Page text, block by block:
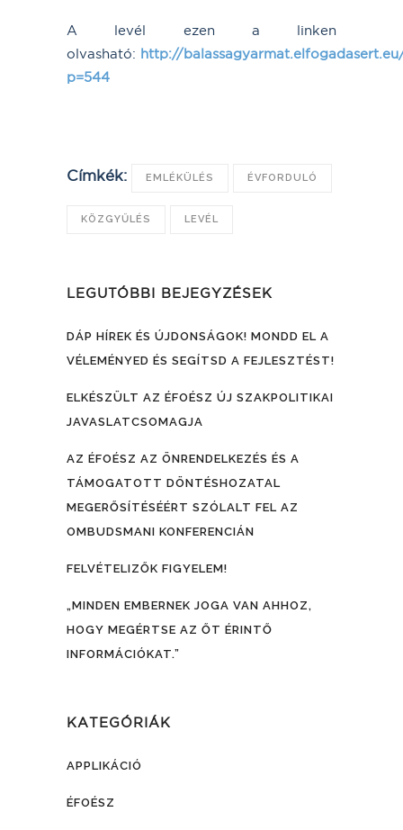
A levél ezen a linken
olvasható: http://
p=544
Címkék: EMLÉKÜLÉS ÉVFORDULÓ
KÖZGYŰLÉS LEVÉL
LEGUTÓBBI BEJEGYZÉSEK
DÁP HÍREK ÉS ÚJDONSÁGOK! MONDD EL A
VÉLEMÉNYED ÉS SEGÍTSD A FEJLESZTÉST!
ELKÉSZÜLT AZ ÉFOÉSZ ÚJ SZAKPOLITIKAI
JAVASLATCSOMAGJA
AZ ÉFOÉSZ AZ ÖNRENDELKEZÉS ÉS A
TÁMOGATOTT DÖNTÉSHOZATAL
MEGERŐSÍTÉSÉÉRT SZÓLALT FEL AZ
OMBUDSMANI KONFERENCIÁN
FELVÉTELIZŐK FIGYELEM!
„MINDEN EMBERNEK JOGA VAN AHHOZ,
HOGY MEGÉRTSE AZ ŐT ÉRINTŐ
INFORMÁCIÓKAT.”
KATEGÓRIÁK
APPLIKÁCIÓ
ÉFOÉSZ